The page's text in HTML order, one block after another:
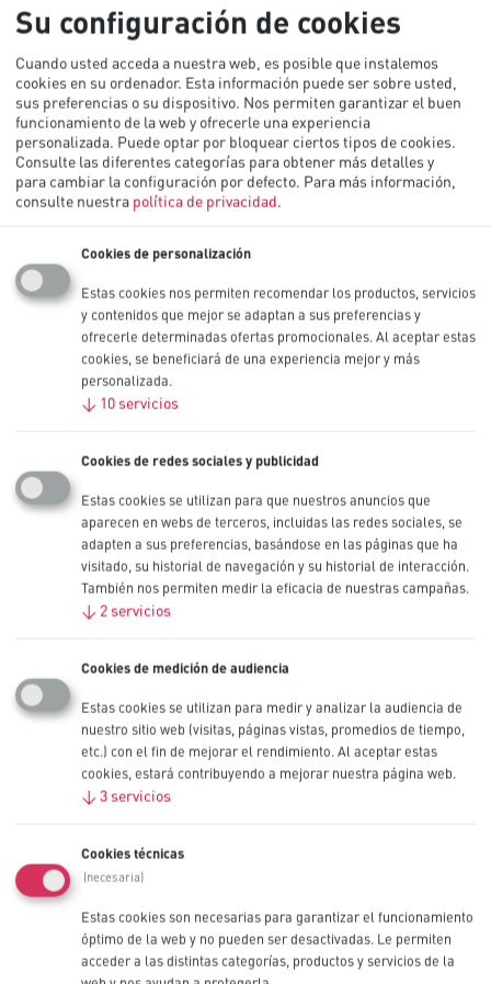
Procell Botón de litio Intense 2016, 3 V
PX2016
Más detalle
Procell Botón de litio Intense 2025, 3 V
PX2025
Más detalle
Procell Botón de litio Intense 2032, 3 V
Más detalle
Botón de litio 2450, 3V
Más detalle
Pilas de botón para dispositivos
electrónicos compactos profesionales
Al comprar pilas botón de litio al por mayor busca pilas industriales
que puedan ofrecer una potencia fiable y segura a dispositivos
Las pilas de botón de litio Procell cumplen esta promesa, con
características como:
Densidad de energía elevada (3V)
Autodescarga plana y baja
Estándares de calidad estrictos basados en las
Su configuración de cookies
Cuando usted acceda a nuestra web, es posible que instalemos
cookies en su ordenador. Esta información puede ser sobre usted,
sus preferencias o su dispositivo. Nos permiten garantizar el buen
funcionamiento de la web y ofrecerle una experiencia
personalizada. Puede optar por bloquear ciertos tipos de cookies.
Consulte las diferentes categorías para obtener más detalles y
para cambiar la configuración por defecto. Para más información,
consulte nuestra política de privacidad
Cookies de personalización
Estas cookies nos permiten recomendar los productos, servicios
y contenidos que mejor se adaptan a sus preferencias y
ofrecerle determinadas ofertas promocionales. Al aceptar estas
cookies, se beneficiará de una experiencia mejor y más
personalizada.
↓ 10 servicios
Cookies de redes sociales y publicidad
Estas cookies se utilizan para que nuestros anuncios que
aparecen en webs de terceros, incluidas las redes sociales, se
adapten a sus preferencias, basándose en las páginas que ha
visitado, su historial de navegación y su historial de interacción.
También nos permiten medir la eficacia de nuestras campañas.
↓ 2 servicios
Cookies de medición de audiencia
Estas cookies se utilizan para medir y analizar la audiencia de
nuestro sitio web (visitas, páginas vistas, promedios de tiempo,
etc.) con el fin de mejorar el rendimiento. Al aceptar estas
cookies, estará contribuyendo a mejorar nuestra página web.
↓ 3 servicios
Cookies técnicas
(necesaria)
Estas cookies son necesarias para garantizar el funcionamiento
óptimo de la web y no pueden ser desactivadas. Le permiten
acceder a las distintas categorías, productos y servicios de la